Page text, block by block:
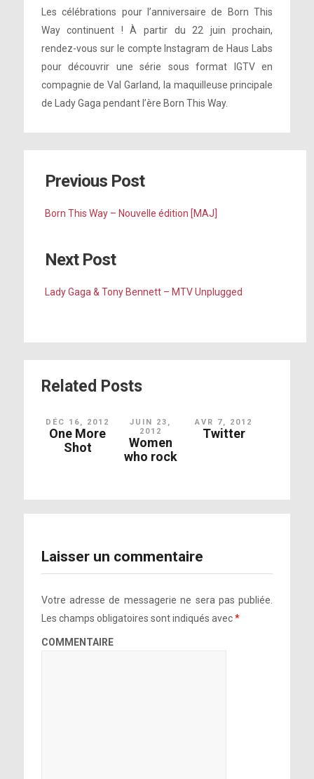
Les célébrations pour l’anniversaire de Born This
Way continuent ! À partir du 22 juin prochain,
rendez-vous sur le compte Instagram de Haus Labs
pour découvrir une série sous format IGTV en
compagnie de Val Garland, la maquilleuse principale
de Lady Gaga pendant l’ère Born This Way.
Previous Post
Born This Way – Nouvelle édition [MAJ]
Next Post
Lady Gaga & Tony Bennett – MTV Unplugged
Related Posts
DÉC 16, 2012
One More
Shot
JUIN 23,
2012
Women
who rock
AVR 7, 2012
Twitter
Laisser un commentaire
Votre adresse de messagerie ne sera pas publiée.
Les champs obligatoires sont indiqués avec*
COMMENTAIRE